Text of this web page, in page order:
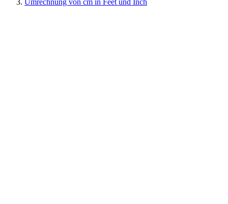
Umrechnung von cm in Feet und Inch